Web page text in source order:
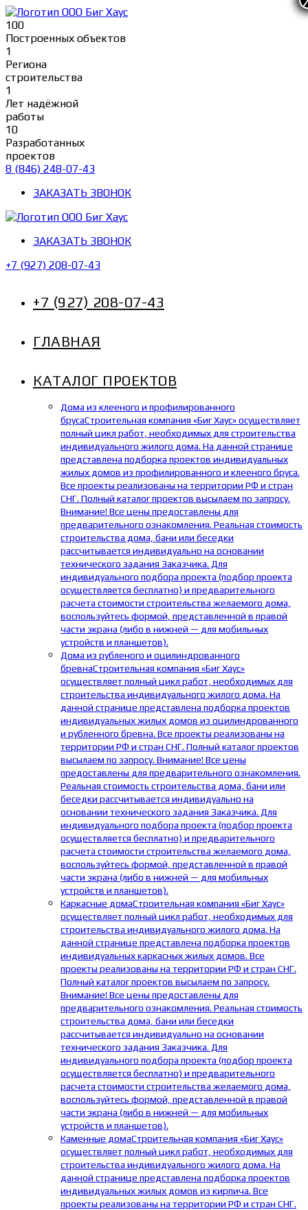
Перейти
к
содержимому
100
Построенных объектов
1
Региона
строительства
1
Лет надёжной
работы
10
Разработанных
проектов
8 (846) 248-07-43
ЗАКАЗАТЬ ЗВОНОК
ЗАКАЗАТЬ ЗВОНОК
+7 (927) 208-07-43
+7 (927) 208-07-43
ГЛАВНАЯ
КАТАЛОГ ПРОЕКТОВ
Дома из клееного и профилированного
брусаСтроительная компания «Биг Хаус» осуществляет
полный цикл работ, необходимых для строительства
индивидуального жилого дома. На данной странице
представлена подборка проектов индивидуальных
жилых домов из профилированного и клееного бруса.
Все проекты реализованы на территории РФ и стран
СНГ. Полный каталог проектов высылаем по запросу.
Внимание! Все цены предоставлены для
предварительного ознакомления. Реальная стоимость
строительства дома, бани или беседки
рассчитывается индивидуально на основании
технического задания Заказчика. Для
индивидуального подбора проекта (подбор проекта
осуществляется бесплатно) и предварительного
расчета стоимости строительства желаемого дома,
воспользуйтесь формой, представленной в правой
части экрана (либо в нижней — для мобильных
устройств и планшетов).
Дома из рубленого и оцилиндрованного
бревнаСтроительная компания «Биг Хаус»
осуществляет полный цикл работ, необходимых для
строительства индивидуального жилого дома. На
данной странице представлена подборка проектов
индивидуальных жилых домов из оцилиндрованного
и рубленного бревна. Все проекты реализованы на
территории РФ и стран СНГ. Полный каталог проектов
высылаем по запросу. Внимание! Все цены
предоставлены для предварительного ознакомления.
Реальная стоимость строительства дома, бани или
беседки рассчитывается индивидуально на
основании технического задания Заказчика. Для
индивидуального подбора проекта (подбор проекта
осуществляется бесплатно) и предварительного
расчета стоимости строительства желаемого дома,
воспользуйтесь формой, представленной в правой
части экрана (либо в нижней — для мобильных
устройств и планшетов).
Каркасные домаСтроительная компания «Биг Хаус»
осуществляет полный цикл работ, необходимых для
строительства индивидуального жилого дома. На
данной странице представлена подборка проектов
индивидуальных каркасных жилых домов. Все
проекты реализованы на территории РФ и стран СНГ.
Полный каталог проектов высылаем по запросу.
Внимание! Все цены предоставлены для
предварительного ознакомления. Реальная стоимость
строительства дома, бани или беседки
рассчитывается индивидуально на основании
технического задания Заказчика. Для
индивидуального подбора проекта (подбор проекта
осуществляется бесплатно) и предварительного
расчета стоимости строительства желаемого дома,
воспользуйтесь формой, представленной в правой
части экрана (либо в нижней — для мобильных
устройств и планшетов).
Каменные домаСтроительная компания «Биг Хаус»
осуществляет полный цикл работ, необходимых для
строительства индивидуального жилого дома. На
данной странице представлена подборка проектов
индивидуальных жилых домов из кирпича. Все
проекты реализованы на территории РФ и стран СНГ.